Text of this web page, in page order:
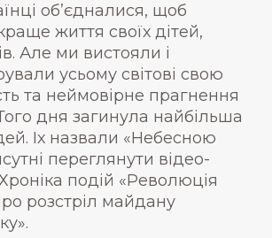
об’єдналися, щоб
життя своїх дітей,
Але ми вистояли і
усьому світові свою
та неймовірне прагнення
дня загинула найбільша
Іх назвали «Небесною
переглянути відео-
подій «Революція
розстріл майдану